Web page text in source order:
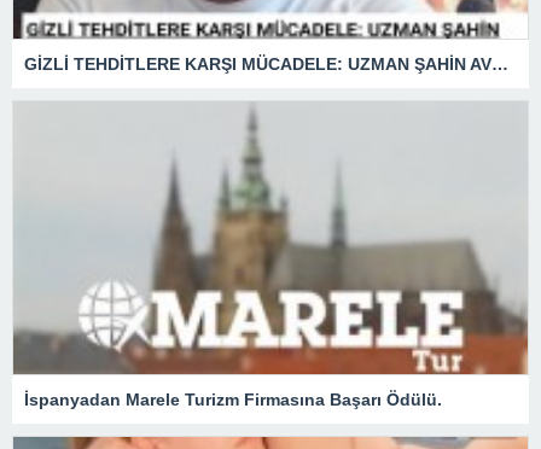
GİZLİ TEHDİTLERE KARŞI MÜCADELE: UZMAN ŞAHİN AVŞAR ANLATIYOR – “İSTİHBARATA KARŞI KOYMADAN VAZGEÇMEK, KAPINIZI AÇIK BIRAKMAK GİBİDİR!”
İspanyadan Marele Turizm Firmasına Başarı Ödülü.